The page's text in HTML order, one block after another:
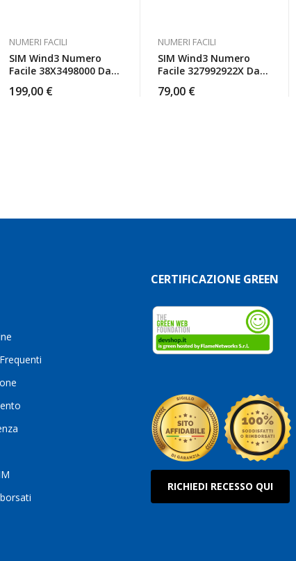
NUMERI FACILI
SIM Wind3 Numero
Facile 38X3498000 Da
199,00 €
NUMERI FACILI
SIM Wind3 Numero
Facile 327992922X Da
79,00 €
CERTIFICAZIONE GREEN
RICHIEDI RECESSO QUI